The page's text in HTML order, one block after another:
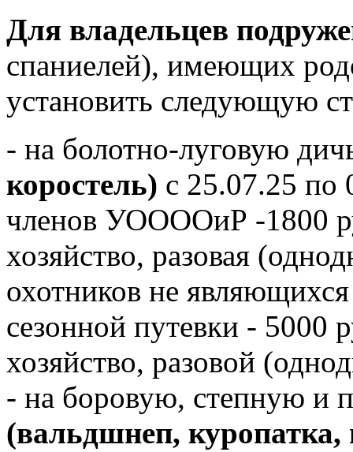
Для владельцев
спаниелей), имеющих
установить следующую
- на болотно-луговую
коростель) с 25.07.25 по
членов УООООиР -1800
хозяйство, разовая
охотников не
сезонной путевки - 5000
хозяйство, разовой
- на боровую, степную и
(вальдшнеп, куропатка,